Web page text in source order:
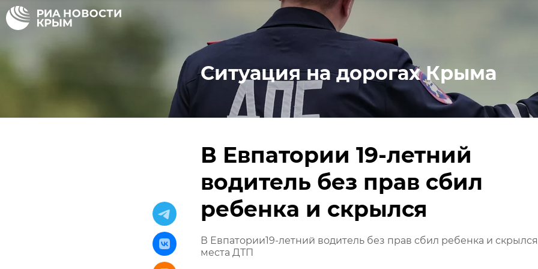
Ситуация на дорогах Крыма
В Евпатории 19-летний
водитель без прав сбил
ребенка и скрылся
В Евпатории19-летний водитель без прав сбил ребенка и
места ДТП